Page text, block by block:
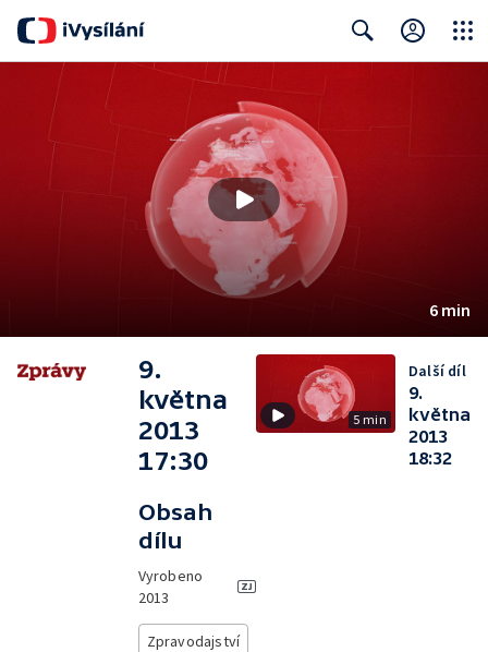
6 min
9.
května
2013
17:30
Obsah
dílu
Vyrobeno
2013
Zpravodajství
5 min
Další díl
9.
května
2013
18:32